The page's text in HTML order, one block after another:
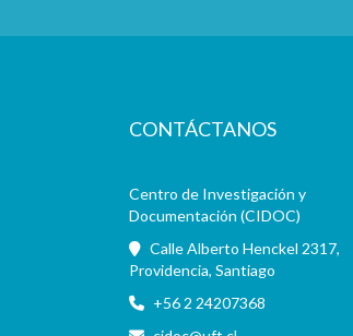
CONTÁCTANOS
Centro de Investigación y
Documentación (CIDOC)
Calle Alberto Henckel 2317,
Providencia, Santiago
+56 2 24207368